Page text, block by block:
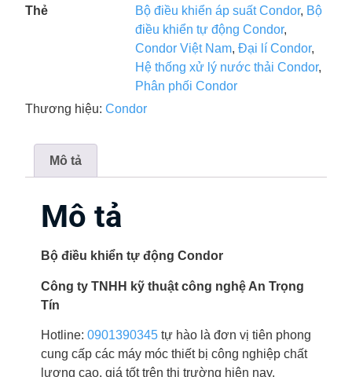
Thẻ
Bộ điều khiển áp suất Condor, Bộ
điều khiển tự động Condor,
Condor Việt Nam, Đại lí Condor,
Hệ thống xử lý nước thải Condor,
Phân phối Condor
Thương hiệu: Condor
Mô tả
Mô tả
Bộ điều khiển tự động Condor
Công ty TNHH kỹ thuật công nghệ An Trọng
Tín
Hotline: 0901390345 tự hào là đơn vị tiên phong
cung cấp các máy móc thiết bị công nghiệp chất
lượng cao, giá tốt trên thị trường hiện nay.